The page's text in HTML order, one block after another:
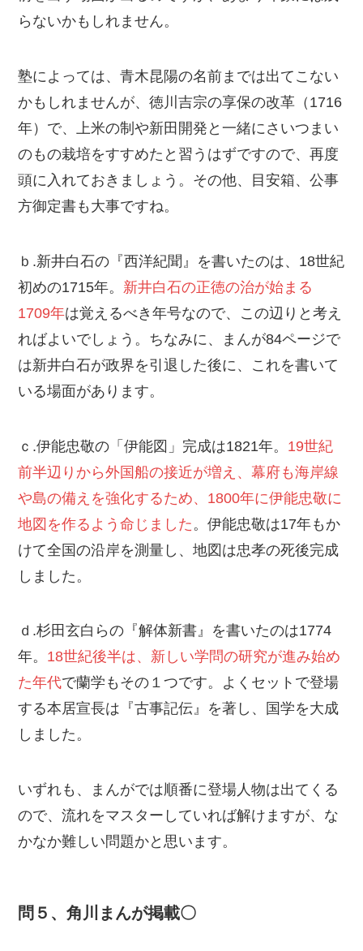
らないかもしれません。
塾によっては、青木昆陽の名前までは出てこない
かもしれませんが、徳川吉宗の享保の改革（1716
年）で、上米の制や新田開発と一緒にさいつまい
のもの栽培をすすめたと習うはずですので、再度
頭に入れておきましょう。その他、目安箱、公事
方御定書も大事ですね。
ｂ.新井白石の『西洋紀聞』を書いたのは、18世紀
初めの1715年。 新井白石の正徳の治が始まる
1709年は覚えるべき年号なので、この辺りと考え
ればよいでしょう。ちなみに、まんが84ページで
は新井白石が政界を引退した後に、これを書いて
いる場面があります。
ｃ.伊能忠敬の「伊能図」完成は1821年。 19世紀
前半辺りから外国船の接近が増え、幕府も海岸線
や島の備えを強化するため、1800年に伊能忠敬に
地図を作るよう命じました 。伊能忠敬は17年もか
けて全国の沿岸を測量し、地図は忠孝の死後完成
しました。
ｄ.杉田玄白らの『解体新書』を書いたのは1774
年。 18世紀後半は、新しい学問の研究が進み始め
た年代で蘭学もその１つです。よくセットで登場
する本居宣長は『古事記伝』を著し、国学を大成
しました。
いずれも、まんがでは順番に登場人物は出てくる
ので、流れをマスターしていれば解けますが、な
かなか難しい問題かと思います。
問５、角川まんが掲載〇